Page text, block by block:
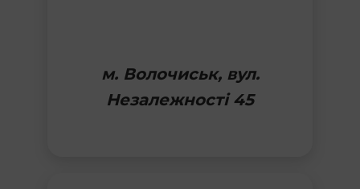
м. Волочиськ, вул.
Незалежності 45